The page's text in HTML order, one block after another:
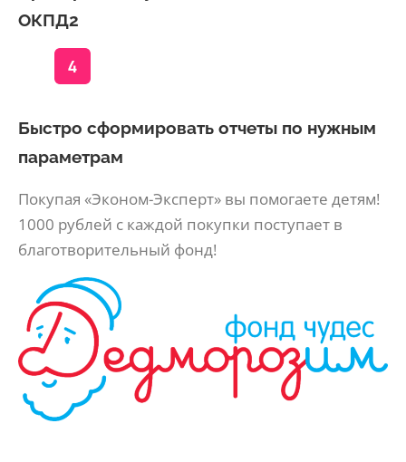
ОКПД2
Быстро сформировать отчеты по нужным
параметрам
Покупая «Эконом-Эксперт» вы помогаете детям!
1000 рублей с каждой покупки поступает в
благотворительный фонд!